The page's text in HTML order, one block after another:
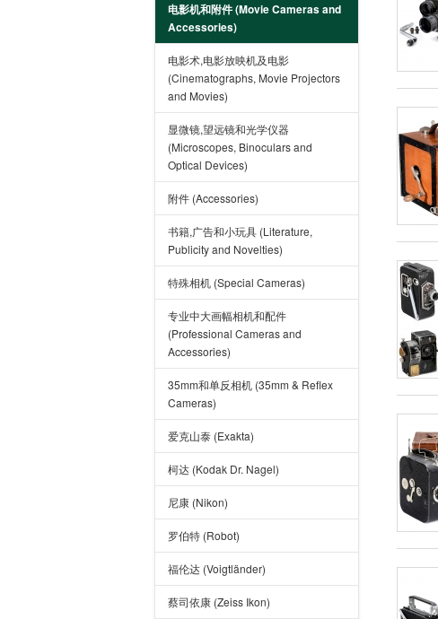
电影机和附件 (Movie Cameras and
Accessories)
电影术,电影放映机及电影
(Cinematographs, Movie Projectors
and Movies)
显微镜,望远镜和光学仪器
(Microscopes, Binoculars and
Optical Devices)
附件 (Accessories)
书籍,广告和小玩具 (Literature,
Publicity and Novelties)
特殊相机 (Special Cameras)
专业中大画幅相机和配件
(Professional Cameras and
Accessories)
35mm和单反相机 (35mm & Reflex
Cameras)
爱克山泰 (Exakta)
柯达 (Kodak Dr. Nagel)
尼康 (Nikon)
罗伯特 (Robot)
福伦达 (Voigtländer)
蔡司依康 (Zeiss Ikon)